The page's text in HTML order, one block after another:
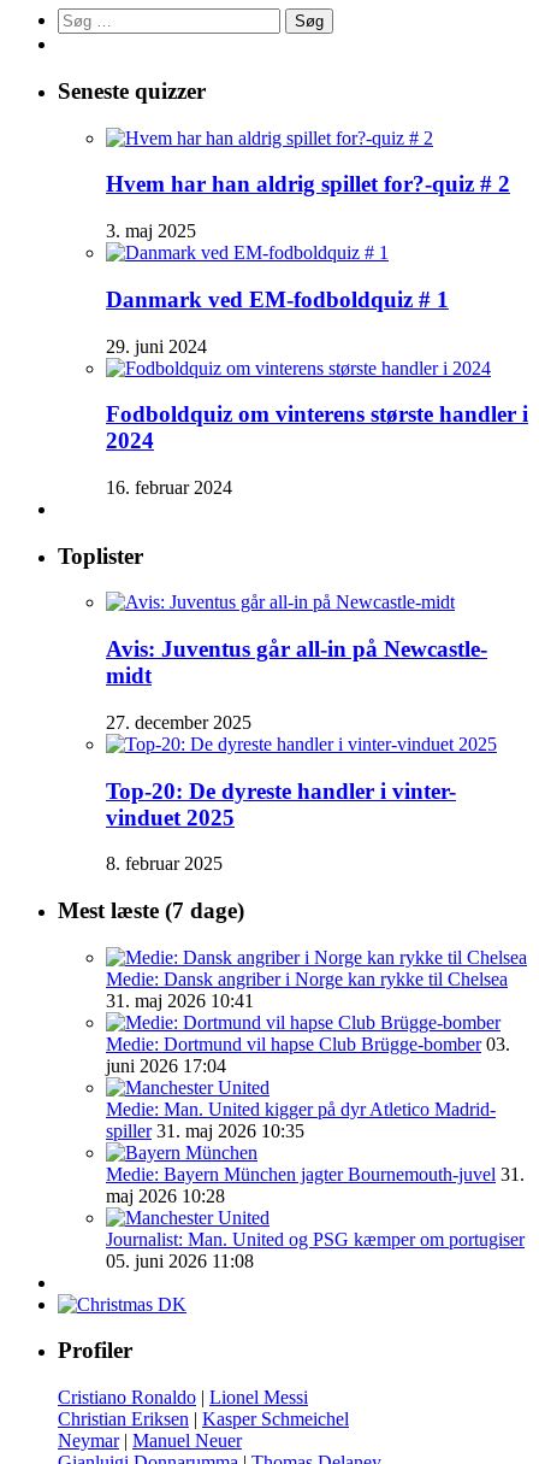
Søg
efter:
Seneste quizzer
Hvem har han aldrig spillet for?-quiz # 2
3. maj 2025
Danmark ved EM-fodboldquiz # 1
29. juni 2024
Fodboldquiz om vinterens største handler i
2024
16. februar 2024
Toplister
Avis: Juventus går all-in på Newcastle-
midt
27. december 2025
Top-20: De dyreste handler i vinter-
vinduet 2025
8. februar 2025
Mest læste (7 dage)
Medie: Dansk angriber i Norge kan rykke til Chelsea
31. maj 2026 10:41
Medie: Dortmund vil hapse Club Brügge-bomber 03.
juni 2026 17:04
Medie: Man. United kigger på dyr Atletico Madrid-
spiller 31. maj 2026 10:35
Medie: Bayern München jagter Bournemouth-juvel 31.
maj 2026 10:28
Journalist: Man. United og PSG kæmper om portugiser
05. juni 2026 11:08
Profiler
Cristiano Ronaldo | Lionel Messi
Christian Eriksen | Kasper Schmeichel
Neymar| Manuel Neuer